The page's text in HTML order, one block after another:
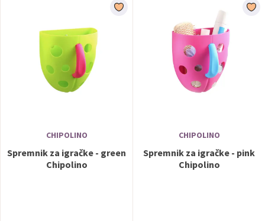
CHIPOLINO
Spremnik za igračke - green
Chipolino
CHIPOLINO
Spremnik za igračke - pink
Chipolino